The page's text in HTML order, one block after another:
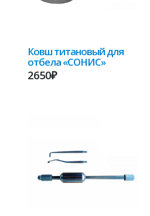
Ковш титановый для
отбела «СОНИС»
2650₽